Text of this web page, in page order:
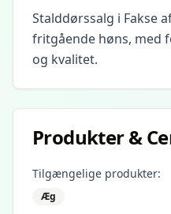
Stalddørssalg i Fakse
fritgående høns, med
og kvalitet.
Produkter &
Tilgængelige produkter:
Æg